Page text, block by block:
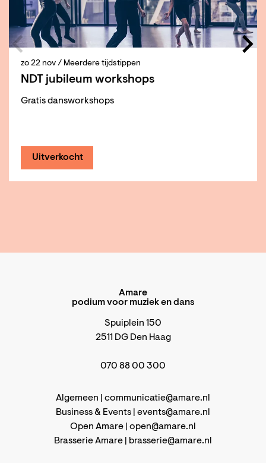
NDT jubileum workshops
Gratis dansworkshops
zo 22 nov / Meerdere tijdstippen
Uitverkocht
Amare
podium voor muziek en dans
Spuiplein 150
2511 DG Den Haag
070 88 00 300
Algemeen | communicatie@amare.nl
Business & Events | events@amare.nl
Open Amare | open@amare.nl
Brasserie Amare |
brasserie@amare.nl